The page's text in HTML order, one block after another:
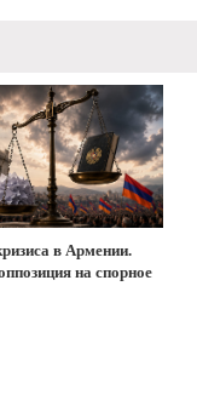
в Армении.
на спорное